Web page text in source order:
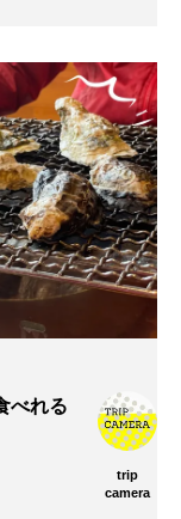
べれる
trip
camera